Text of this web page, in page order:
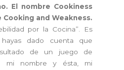
El nombre Cookiness
and Weakness.
por la Cocina”. Es
dado cuenta que
de un juego de
mi nombre y ésta, mi